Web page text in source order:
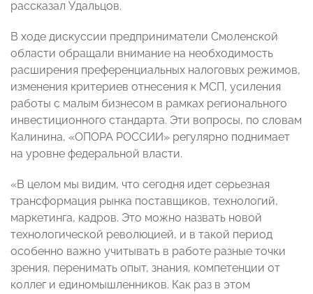
рассказал Удальцов.
В ходе дискуссии предприниматели Смоленской
области обращали внимание на необходимость
расширения преференциальных налоговых режимов,
изменения критериев отнесения к МСП, усиления
работы с малым бизнесом в рамках регионального
инвестиционного стандарта. Эти вопросы, по словам
Калинина, «ОПОРА РОССИИ» регулярно поднимает
на уровне федеральной власти.
«В целом мы видим, что сегодня идет серьезная
трансформация рынка поставщиков, технологий,
маркетинга, кадров. Это можно назвать новой
технологической революцией, и в такой период
особенно важно учитывать в работе разные точки
зрения, перенимать опыт, знания, компетенции от
коллег и единомышленников. Как раз в этом